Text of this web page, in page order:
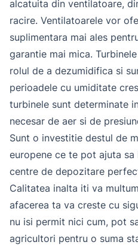
alcatuita din ventilatoare,
racire. Ventilatoarele vor
suplimentara mai ales
garantie mai mica.
rolul de a dezumidifica si
perioadele cu umiditate
turbinele sunt determinate
necesar de aer si de
Sunt o investitie destul de
europene ce te pot ajuta
centre de depozitare
Calitatea inalta iti va
afacerea ta va creste cu
nu isi permit nici cum, pot
agricultori pentru o suma